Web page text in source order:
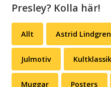
Presley? Kolla här!
Allt Astrid Lindgren
Julmotiv
Muggar Posters